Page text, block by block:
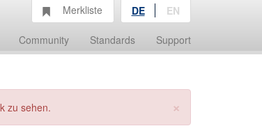
Community Standards Support
Merkliste DE EN
×
zu sehen.